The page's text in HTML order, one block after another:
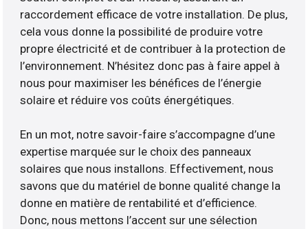
raccordement efficace de votre installation. De plus,
cela vous donne la possibilité de produire votre
propre électricité et de contribuer à la protection de
l’environnement. N’hésitez donc pas à faire appel à
nous pour maximiser les bénéfices de l’énergie
solaire et réduire vos coûts énergétiques.
En un mot, notre savoir-faire s’accompagne d’une
expertise marquée sur le choix des panneaux
solaires que nous installons. Effectivement, nous
savons que du matériel de bonne qualité change la
donne en matière de rentabilité et d’efficience.
Donc, nous mettons l’accent sur une sélection